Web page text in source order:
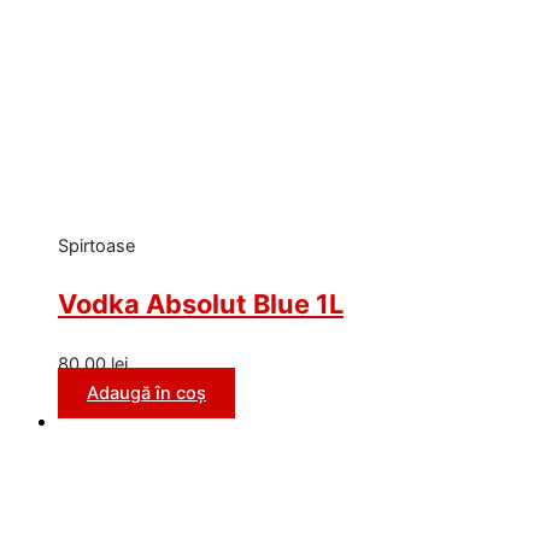
Spirtoase
Vodka Absolut Blue 1L
80,00lei
Adaugă în coș